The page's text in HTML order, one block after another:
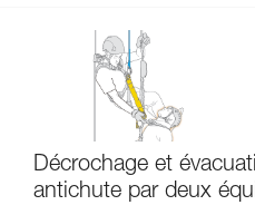
Décrochage et
antichute par deux